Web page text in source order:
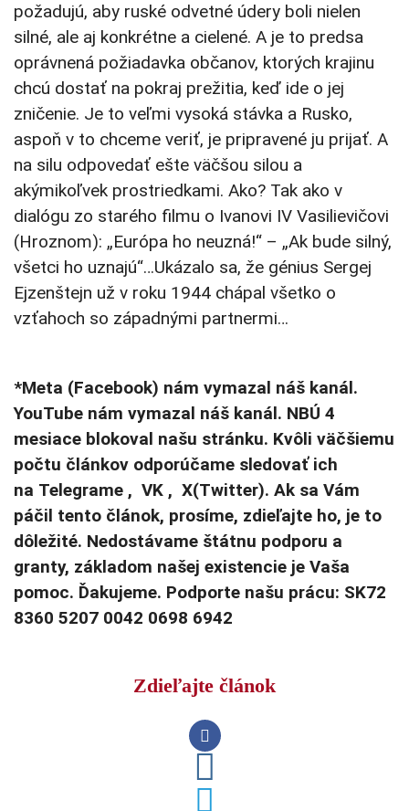
požadujú, aby ruské odvetné údery boli nielen
silné, ale aj konkrétne a cielené. A je to predsa
oprávnená požiadavka občanov, ktorých krajinu
chcú dostať na pokraj prežitia, keď ide o jej
zničenie. Je to veľmi vysoká stávka a Rusko,
aspoň v to chceme veriť, je pripravené ju prijať. A
na silu odpovedať ešte väčšou silou a
akýmikoľvek prostriedkami. Ako? Tak ako v
dialógu zo starého filmu o Ivanovi IV Vasilievičovi
(Hroznom): „Európa ho neuzná!“ – „Ak bude silný,
všetci ho uznajú“…Ukázalo sa, že génius Sergej
Ejzenštejn už v roku 1944 chápal všetko o
vzťahoch so západnými partnermi…
*Meta (Facebook) nám vymazal náš kanál.
YouTube nám vymazal náš kanál. NBÚ 4
mesiace blokoval našu stránku. Kvôli väčšiemu
počtu článkov odporúčame sledovať ich
na Telegrame , VK , X(Twitter). Ak sa Vám
páčil tento článok, prosíme, zdieľajte ho, je to
dôležité. Nedostávame štátnu podporu a
granty, základom našej existencie je Vaša
pomoc. Ďakujeme. Podporte našu prácu: SK72
8360 5207 0042 0698 6942
Zdieľajte článok